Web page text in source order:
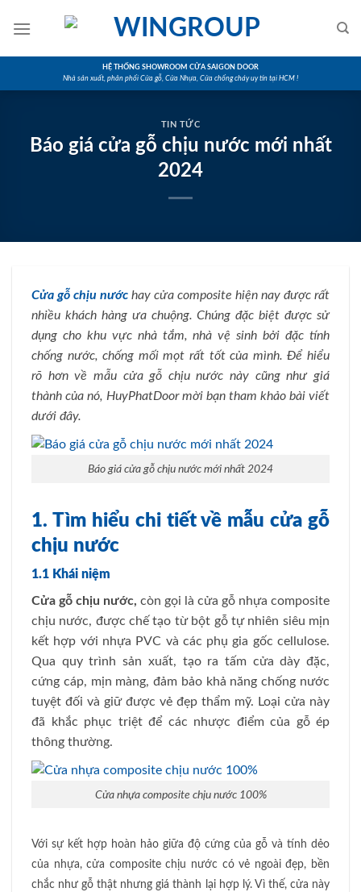
HỆ THỐNG SHOWROOM CỬA SAIGON DOOR
Nhà sản xuất, phân phối Cửa gỗ, Cửa Nhựa, Cửa chống cháy uy tín tại HCM !
TIN TỨC
Báo giá cửa gỗ chịu nước mới nhất
2024
Cửa gỗ chịu nước hay cửa composite hiện nay được rất
nhiều khách hàng ưa chuộng. Chúng đặc biệt được sử
dụng cho khu vực nhà tắm, nhà vệ sinh bởi đặc tính
chống nước, chống mối mọt rất tốt của mình. Để hiểu
rõ hơn về mẫu cửa gỗ chịu nước này cũng như giá
thành của nó, HuyPhatDoor mời bạn tham khảo bài viết
dưới đây.
Báo giá cửa gỗ chịu nước mới nhất 2024
1. Tìm hiểu chi tiết về mẫu cửa gỗ
chịu nước
1.1 Khái niệm
Cửa gỗ chịu nước, còn gọi là cửa gỗ nhựa composite
chịu nước, được chế tạo từ bột gỗ tự nhiên siêu mịn
kết hợp với nhựa PVC và các phụ gia gốc cellulose.
Qua quy trình sản xuất, tạo ra tấm cửa dày đặc,
cứng cáp, mịn màng, đảm bảo khả năng chống nước
tuyệt đối và giữ được vẻ đẹp thẩm mỹ. Loại cửa này
đã khắc phục triệt để các nhược điểm của gỗ ép
thông thường.
Cửa nhựa composite chịu nước 100%
Với sự kết hợp hoàn hảo giữa độ cứng của gỗ và tính dẻo
của nhựa, cửa composite chịu nước có vẻ ngoài đẹp, bền
chắc như gỗ thật nhưng giá thành lại hợp lý. Vì thế, cửa này